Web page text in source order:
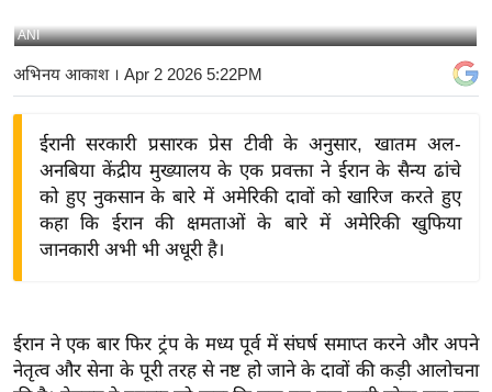
य
बि
ज़
वि
शे
ANI
अभिनय आकाश। Apr 2 2026 5:22PM
ईरानी सरकारी प्रसारक प्रेस टीवी के अनुसार, खातम अल-
अनबिया केंद्रीय मुख्यालय के एक प्रवक्ता ने ईरान के सैन्य ढांचे
को हुए नुकसान के बारे में अमेरिकी दावों को खारिज करते हुए
कहा कि ईरान की क्षमताओं के बारे में अमेरिकी खुफिया
जानकारी अभी भी अधूरी है।
ईरान ने एक बार फिर ट्रंप के मध्य पूर्व में संघर्ष समाप्त करने और अपने
नेतृत्व और सेना के पूरी तरह से नष्ट हो जाने के दावों की कड़ी आलोचना